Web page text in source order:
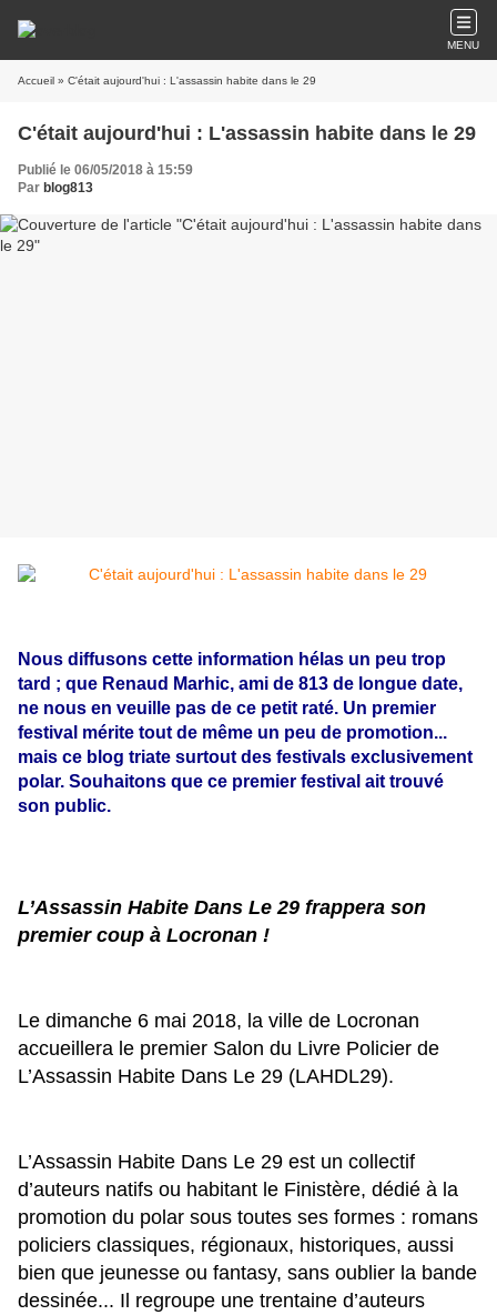
MENU
Accueil » C'était aujourd'hui : L'assassin habite dans le 29
C'était aujourd'hui : L'assassin habite dans le 29
Publié le 06/05/2018 à 15:59
Par blog813
Nous diffusons cette information hélas un peu trop
tard ; que Renaud Marhic, ami de 813 de longue date,
ne nous en veuille pas de ce petit raté. Un premier
festival mérite tout de même un peu de promotion...
mais ce blog triate surtout des festivals exclusivement
polar. Souhaitons que ce premier festival ait trouvé
son public.
L’Assassin Habite Dans Le 29 frappera son
premier coup à Locronan !
Le dimanche 6 mai 2018, la ville de Locronan
accueillera le premier Salon du Livre Policier de
L’Assassin Habite Dans Le 29 (LAHDL29).
L’Assassin Habite Dans Le 29 est un collectif
d’auteurs natifs ou habitant le Finistère, dédié à la
promotion du polar sous toutes ses formes : romans
policiers classiques, régionaux, historiques, aussi
bien que jeunesse ou fantasy, sans oublier la bande
dessinée... Il regroupe une trentaine d’auteurs